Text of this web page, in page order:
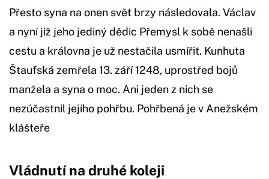
Přesto syna na onen svět brzy následovala. Václav
a nyní již jeho jediný dědic Přemysl k sobě nenašli
cestu a královna je už nestačila usmířit. Kunhuta
Štaufská zemřela 13. září 1248, uprostřed bojů
manžela a syna o moc. Ani jeden z nich se
nezúčastnil jejího pohřbu. Pohřbená je v Anežském
klášteře
Vládnutí na druhé koleji